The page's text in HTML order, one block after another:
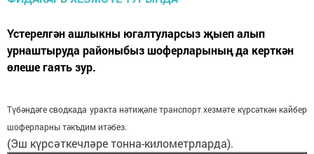
Үстерелгән ашлыкны югалтуларсыз җыеп алып
урнаштыруда районыбыз шоферларының да керткән
өлеше гаять зур.
Түбәндәге сводкада уракта нәтиҗәле транспорт хезмәте күрсәткән кайбер
шоферларны тәкъдим итәбез.
(Эш күрсәткечләре тонна-километрларда).